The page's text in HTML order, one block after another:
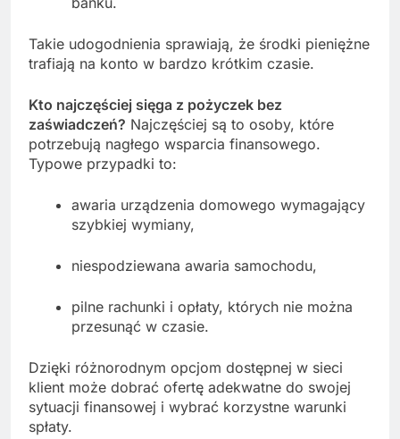
Takie udogodnienia sprawiają, że środki pieniężne
trafiają na konto w bardzo krótkim czasie.
Kto najczęściej sięga z pożyczek bez
zaświadczeń? Najczęściej są to osoby, które
potrzebują nagłego wsparcia finansowego.
Typowe przypadki to:
awaria urządzenia domowego wymagający
szybkiej wymiany,
niespodziewana awaria samochodu,
pilne rachunki i opłaty, których nie można
przesunąć w czasie.
Dzięki różnorodnym opcjom dostępnej w sieci
klient może dobrać ofertę adekwatne do swojej
sytuacji finansowej i wybrać korzystne warunki
spłaty.